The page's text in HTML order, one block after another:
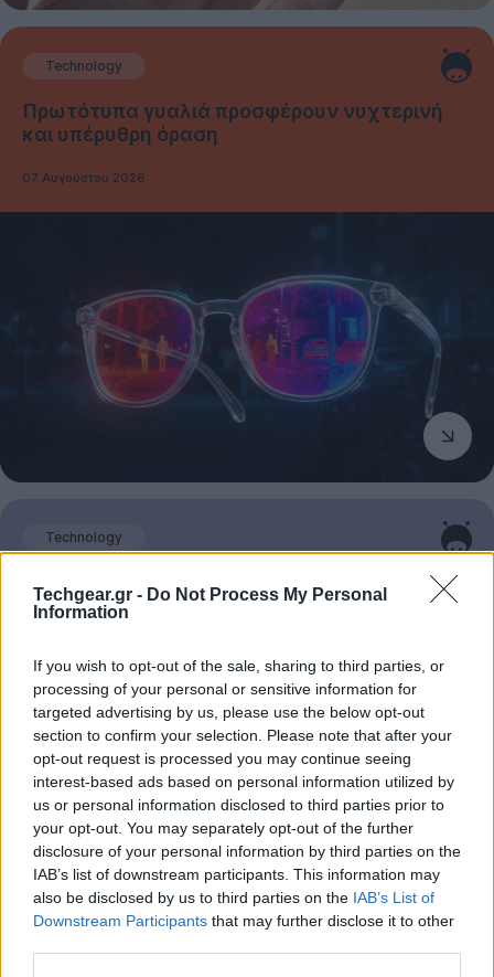
Techgear.gr - Do Not Process My Personal
Information
If you wish to opt-out of the sale, sharing to third parties, or
processing of your personal or sensitive information for
targeted advertising by us, please use the below opt-out
section to confirm your selection. Please note that after your
opt-out request is processed you may continue seeing
interest-based ads based on personal information utilized by
us or personal information disclosed to third parties prior to
your opt-out. You may separately opt-out of the further
disclosure of your personal information by third parties on the
IAB’s list of downstream participants. This information may
also be disclosed by us to third parties on the IAB’s List of
Downstream Participants that may further disclose it to other
Technology
Πρωτότυπα γυαλιά προσφέρουν νυχτερινή
και υπέρυθρη όραση
07 Αυγούστου 2026
Technology
Spiralism: Η AI δημιούργησε «θρησκεία» και
ένα απρόβλεπτο ψηφιακό κίνημα